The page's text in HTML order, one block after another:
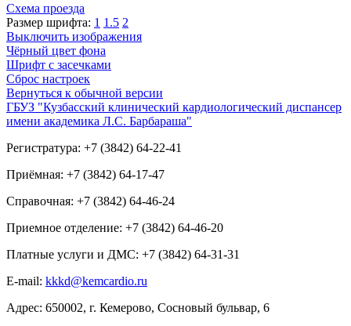
Схема проезда
Размер шрифта: 1 1.5 2
Выключить изображения
Чёрный цвет фона
Шрифт с засечками
Сброс настроек
Вернуться к обычной версии
ГБУЗ "Кузбасский клинический кардиологический диспансер
имени академика Л.С. Барбараша"
Регистратура: +7 (3842) 64-22-41
Приёмная: +7 (3842) 64-17-47
Справочная: +7 (3842) 64-46-24
Приемное отделение: +7 (3842) 64-46-20
Платные услуги и ДМС: +7 (3842) 64-31-31
E-mail: kkkd@kemcardio.ru
Адрес: 650002, г. Кемерово, Сосновый бульвар, 6